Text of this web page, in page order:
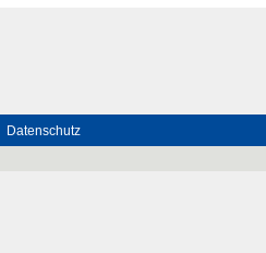
Datenschutz